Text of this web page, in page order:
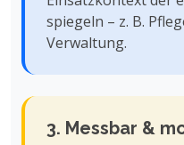
spiegeln – z. B.
Verwaltung.
3. Messbar &